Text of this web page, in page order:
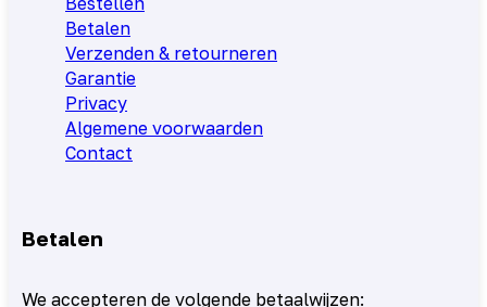
Betalen
Verzenden & retourneren
Garantie
Privacy
Algemene voorwaarden
Contact
Betalen
We accepteren de volgende betaalwijzen: